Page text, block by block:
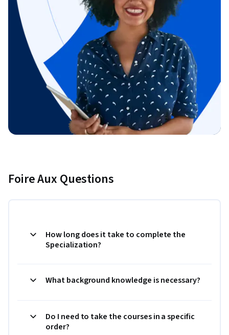
Foire Aux Questions
How long does it take to complete the
Specialization?
What background knowledge is necessary?
Do I need to take the courses in a specific
order?